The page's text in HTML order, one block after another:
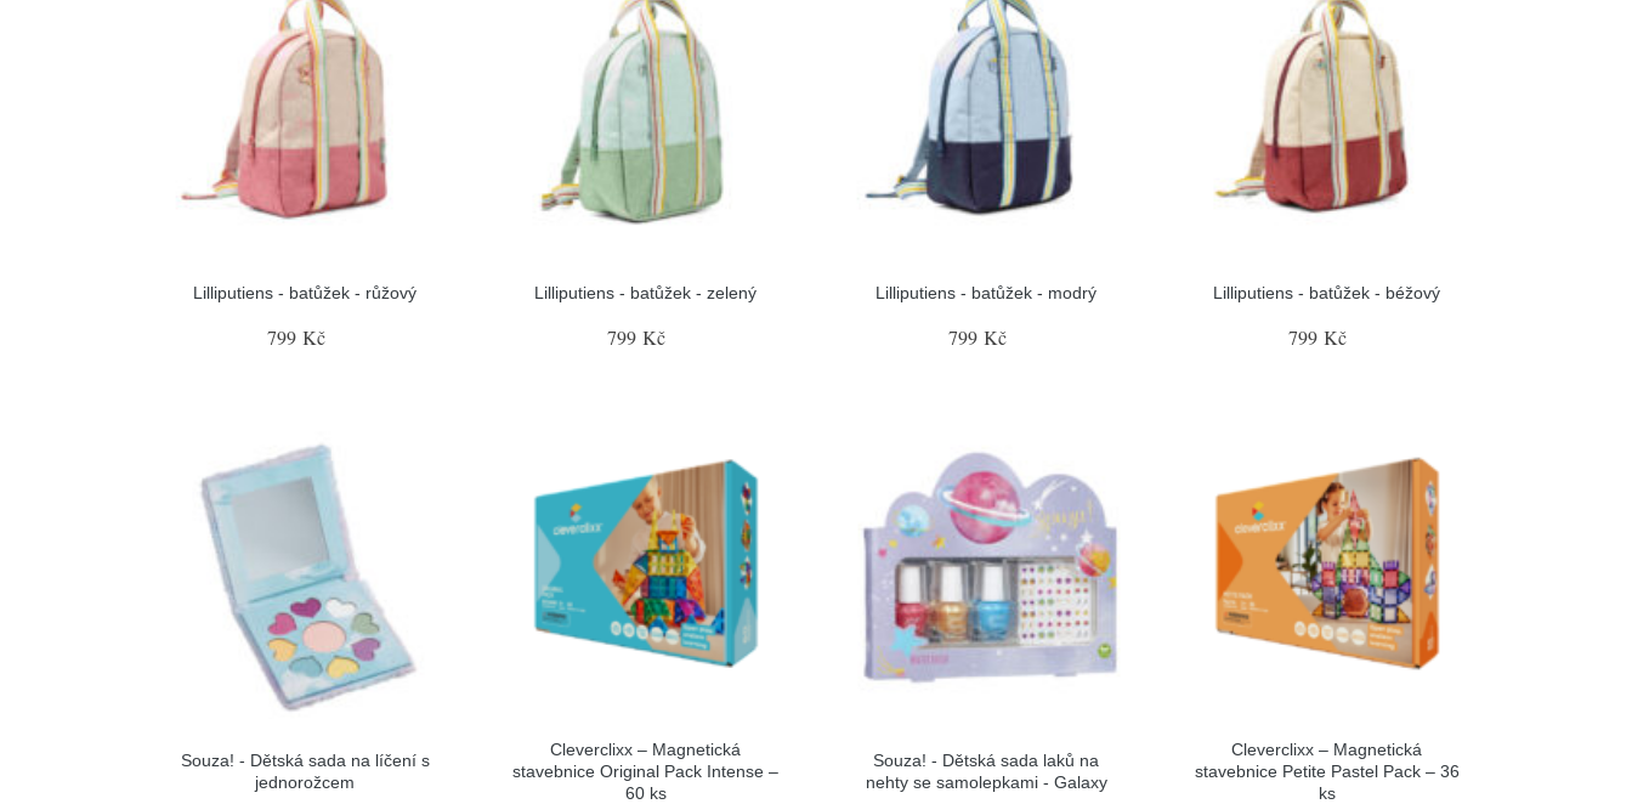
Lilliputiens - batůžek - růžový
799 Kč
Lilliputiens - batůžek - zelený
799 Kč
Lilliputiens - batůžek - modrý
799 Kč
Lilliputiens - batůžek - béžový
799 Kč
Souza! - Dětská sada na líčení s
jednorožcem
Cleverclixx – Magnetická
stavebnice Original Pack Intense –
60 ks
Souza! - Dětská sada laků na
nehty se samolepkami - Galaxy
Cleverclixx – Magnetická
stavebnice Petite Pastel Pack – 36
ks